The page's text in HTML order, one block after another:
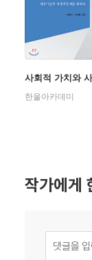
사회적 가치와
한울아카데미
작가에게